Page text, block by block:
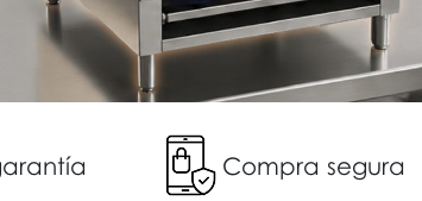
Compra segura